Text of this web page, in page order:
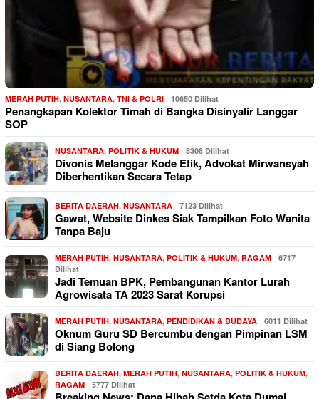
MERAH PUTIH, NUSANTARA, TNI & POLRI 10650 Dilihat
Penangkapan Kolektor Timah di Bangka Disinyalir Langgar
SOP
NUSANTARA, POLITIK & HUKUM 8308 Dilihat
Divonis Melanggar Kode Etik, Advokat Mirwansyah
Diberhentikan Secara Tetap
BERITA DAERAH, NUSANTARA 7123 Dilihat
Gawat, Website Dinkes Siak Tampilkan Foto Wanita
Tanpa Baju
MERAH PUTIH, NUSANTARA, POLITIK & HUKUM, RAGAM
6717
Dilihat
Jadi Temuan BPK, Pembangunan Kantor Lurah
Agrowisata TA 2023 Sarat Korupsi
MERAH PUTIH, NUSANTARA, PENDIDIKAN & BUDAYA 6011 Dilihat
Oknum Guru SD Bercumbu dengan Pimpinan LSM
di Siang Bolong
BERITA DAERAH, MERAH PUTIH, NUSANTARA, POLITIK & HUKUM,
RAGAM
5777 Dilihat